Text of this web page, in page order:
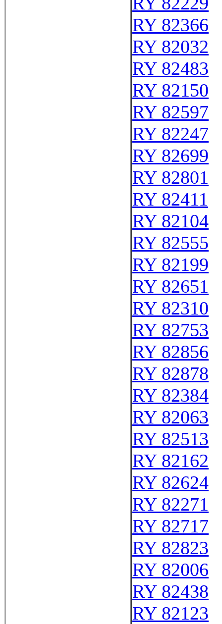
RY 82366
RY 82032
RY 82483
RY 82150
RY 82597
RY 82247
RY 82699
RY 82801
RY 82411
RY 82104
RY 82555
RY 82199
RY 82651
RY 82310
RY 82753
RY 82856
RY 82878
RY 82384
RY 82063
RY 82513
RY 82162
RY 82624
RY 82271
RY 82717
RY 82823
RY 82006
RY 82438
RY 82123